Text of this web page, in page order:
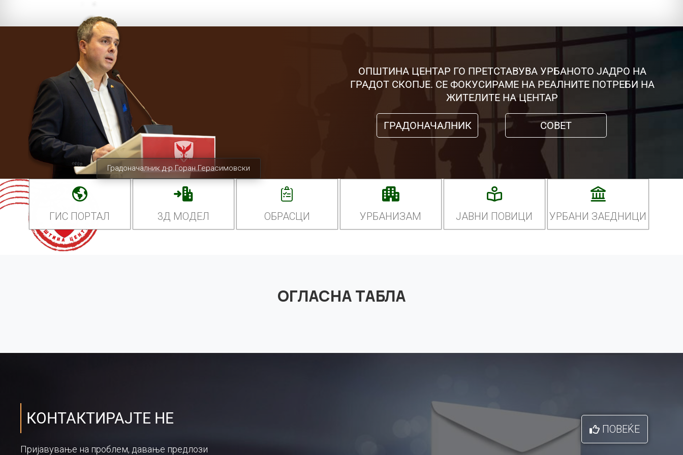
Градоначалник д-р Горан Герасимовски
ОПШТИНА ЦЕНТАР ГО ПРЕТСТАВУВА УРБАНОТО ЈАДРО НА
ГРАДОТ СКОПЈЕ. СЕ ФОКУСИРАМЕ НА РЕАЛНИТЕ ПОТРЕБИ НА
ЖИТЕЛИТЕ НА ЦЕНТАР
ГРАДОНАЧАЛНИК СОВЕТ
ГИС ПОРТАЛ 3Д МОДЕЛ ОБРАСЦИ УРБАНИЗАМ ЈАВНИ ПОВИЦИ УРБАНИ ЗАЕДНИЦИ
ОГЛАСНА ТАБЛА
КОНТАКТИРАЈТЕ НЕ
Пријавување на проблем, давање предлози
ПОВЕЌЕ